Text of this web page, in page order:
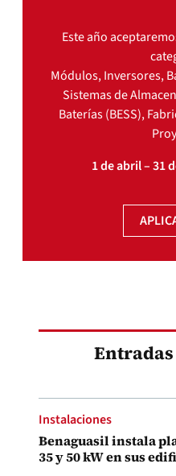
Este año
Módulos, Inversores,
Sistemas de
Baterías (BESS),
1 de abril – 31
Instalaciones
Benaguasil instala
35 y 50 kW en sus